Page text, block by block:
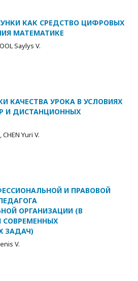
КАК СРЕДСТВО ЦИФРОВЫХ
МАТЕМАТИКЕ
Saylys V.
КАЧЕСТВА УРОКА В УСЛОВИЯХ
И ДИСТАНЦИОННЫХ
Yuri V.
И ПРАВОВОЙ
ОРГАНИЗАЦИИ (В
СОВРЕМЕННЫХ
ЗАДАЧ)
V.